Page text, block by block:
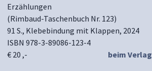
Erzählungen
(Rimbaud-Taschenbuch Nr. 123)
91 S., Klebebindung mit Klappen, 2024
ISBN 978-3-89086-123-4
€ 20 ,-
beim